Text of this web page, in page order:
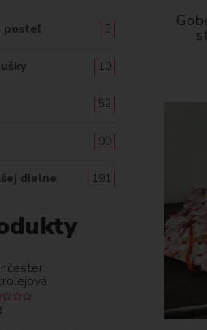
posteľ 3
10
52
90
dielne 191